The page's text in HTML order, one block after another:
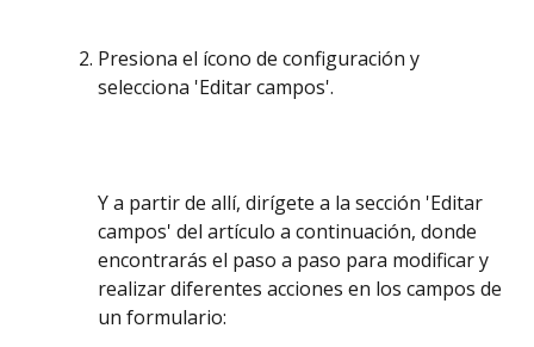
Presiona el ícono de configuración y
selecciona 'Editar campos'.
Y a partir de allí, dirígete a la sección 'Editar
campos' del artículo a continuación, donde
encontrarás el paso a paso para modificar y
realizar diferentes acciones en los campos de
un formulario: